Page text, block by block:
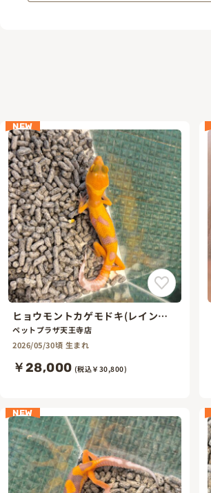
NEW
ヒョウモントカゲモドキ(レイン
ウォーターサングロー)
ペットプラザ天王寺店
2026/05/30頃 生まれ
￥28,000 (税込￥30,800)
NEW